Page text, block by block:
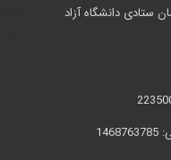
پلاک ۱۶، ساختمان ستادی دانشگاه آزاد